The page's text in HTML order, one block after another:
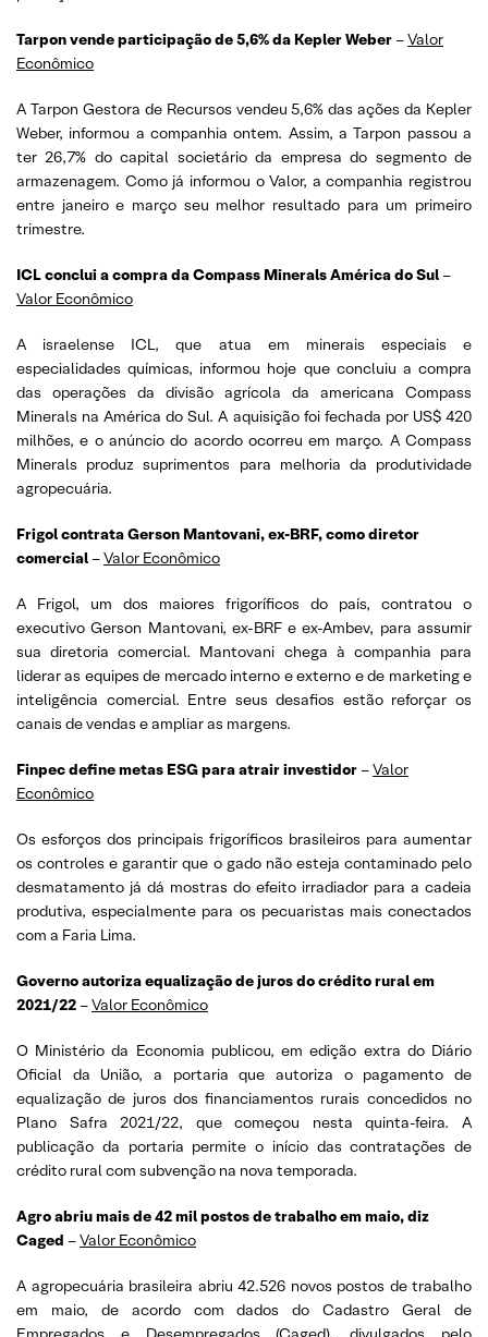
Tarpon vende participação de 5,6% da Kepler Weber –Valor
Econômico
A Tarpon Gestora de Recursos vendeu 5,6% das ações da Kepler
Weber, informou a companhia ontem. Assim, a Tarpon passou a
ter 26,7% do capital societário da empresa do segmento de
armazenagem. Como já informou o Valor, a companhia registrou
entre janeiro e março seu melhor resultado para um primeiro
trimestre.
ICL conclui a compra da Compass Minerals América do Sul –
Valor Econômico
A israelense ICL, que atua em minerais especiais e
especialidades químicas, informou hoje que concluiu a compra
das operações da divisão agrícola da americana Compass
Minerals na América do Sul. A aquisição foi fechada por US$ 420
milhões, e o anúncio do acordo ocorreu em março. A Compass
Minerals produz suprimentos para melhoria da produtividade
agropecuária.
Frigol contrata Gerson Mantovani, ex-BRF, como diretor
comercial –Valor Econômico
A Frigol, um dos maiores frigoríficos do país, contratou o
executivo Gerson Mantovani, ex-BRF e ex-Ambev, para assumir
sua diretoria comercial. Mantovani chega à companhia para
liderar as equipes de mercado interno e externo e de marketing e
inteligência comercial. Entre seus desafios estão reforçar os
canais de vendas e ampliar as margens.
Finpec define metas ESG para atrair investidor –Valor
Econômico
Os esforços dos principais frigoríficos brasileiros para aumentar
os controles e garantir que o gado não esteja contaminado pelo
desmatamento já dá mostras do efeito irradiador para a cadeia
produtiva, especialmente para os pecuaristas mais conectados
com a Faria Lima.
Governo autoriza equalização de juros do crédito rural em
2021/22 –Valor Econômico
O Ministério da Economia publicou, em edição extra do Diário
Oficial da União, a portaria que autoriza o pagamento de
equalização de juros dos financiamentos rurais concedidos no
Plano Safra 2021/22, que começou nesta quinta-feira. A
publicação da portaria permite o início das contratações de
crédito rural com subvenção na nova temporada.
Agro abriu mais de 42 mil postos de trabalho em maio, diz
Caged –Valor Econômico
A agropecuária brasileira abriu 42.526 novos postos de trabalho
em maio, de acordo com dados do Cadastro Geral de